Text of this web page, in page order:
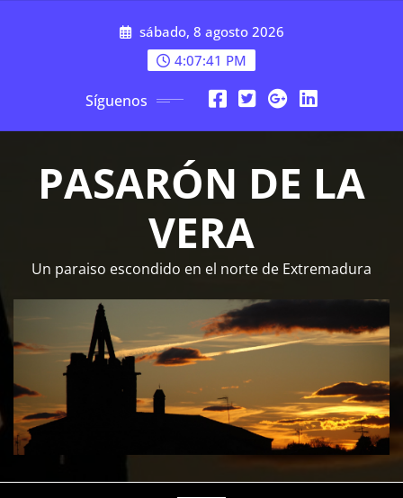
sábado, 8 agosto 2026
4:07:41 PM
Síguenos
PASARÓN DE LA
VERA
Un paraiso escondido en el norte de Extremadura